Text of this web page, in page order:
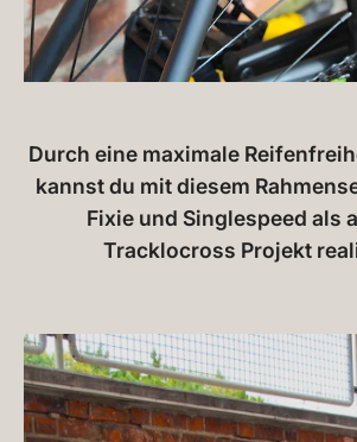
Durch eine maximale
kannst du mit diesem
Fixie und Singlespeed als
Tracklocross Projekt